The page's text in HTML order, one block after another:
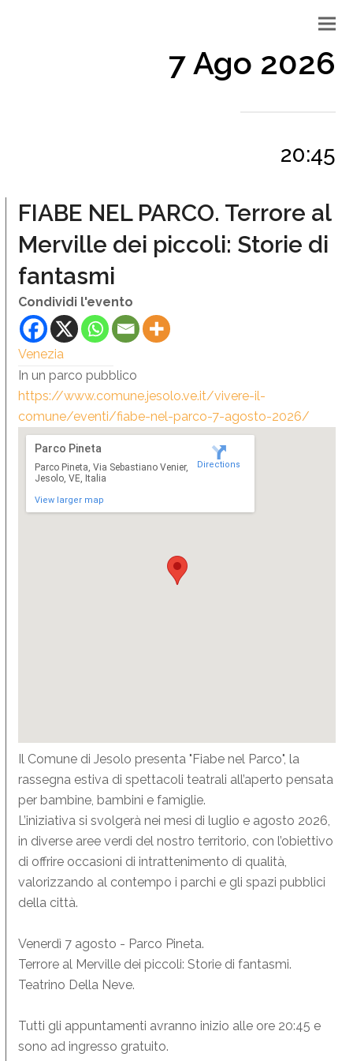
7 Ago 2026
20:45
FIABE NEL PARCO. Terrore al
Merville dei piccoli: Storie di
fantasmi
Condividi l'evento
Venezia
In un parco pubblico
https://www.comune.jesolo.ve.it/vivere-il-
comune/eventi/fiabe-nel-parco-7-agosto-2026/
Parco Pineta
Parco Pineta, Via Sebastiano Venier,
Jesolo, VE, Italia
View larger map
Directions
Il Comune di Jesolo presenta "Fiabe nel Parco", la
rassegna estiva di spettacoli teatrali all’aperto pensata
per bambine, bambini e famiglie.
L’iniziativa si svolgerà nei mesi di luglio e agosto 2026,
in diverse aree verdi del nostro territorio, con l’obiettivo
di offrire occasioni di intrattenimento di qualità,
valorizzando al contempo i parchi e gli spazi pubblici
della città.
Venerdì 7 agosto - Parco Pineta.
Terrore al Merville dei piccoli: Storie di fantasmi.
Teatrino Della Neve.
Tutti gli appuntamenti avranno inizio alle ore 20:45 e
sono ad ingresso gratuito.